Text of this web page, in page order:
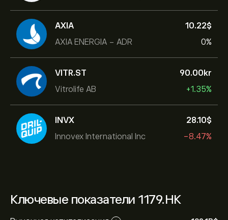
AXIA
AXIA ENERGIA - ADR
10.22‎$‎
0%
VITR.ST
Vitrolife AB
90.00‎kr‎
+1.35%
INVX
Innovex International Inc
28.10‎$‎
-8.47%
Ключевые показатели 1179.HK